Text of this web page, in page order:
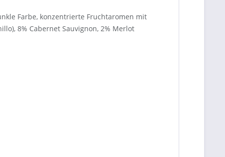
Farbe, konzentrierte Fruchtaromen mit
8% Cabernet Sauvignon, 2% Merlot